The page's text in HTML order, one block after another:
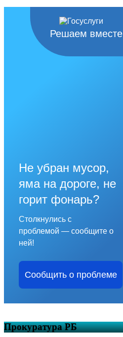
Решаем вместе
Не убран мусор,
яма на дороге, не
горит фонарь?
Столкнулись с
проблемой — сообщите о
ней!
Сообщить о проблеме
Прокуратура РБ